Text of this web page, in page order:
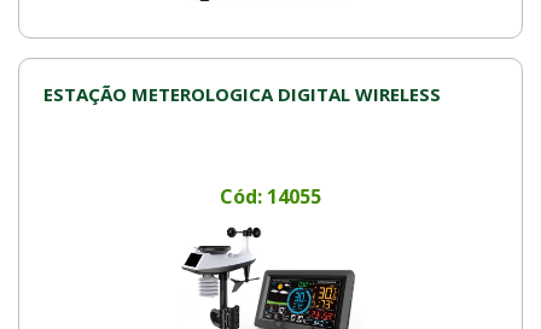
ESTAÇÃO METEROLOGICA DIGITAL WIRELESS
Cód: 14055